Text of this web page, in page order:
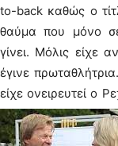
to-back καθώς ο
θαύμα που μόνο
γίνει. Μόλις είχε
έγινε
είχε ονειρευτεί ο